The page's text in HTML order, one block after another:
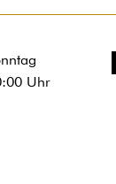
Uhr